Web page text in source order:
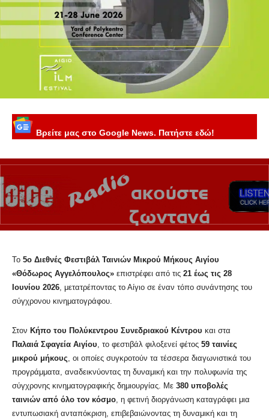
Βρείτε μας στο Google News. Πατήστε εδώ!
Το 5ο Διεθνές Φεστιβάλ Ταινιών Μικρού Μήκους Αιγίου
«Θόδωρος Αγγελόπουλος» επιστρέφει από τις 21 έως τις 28
Ιουνίου 2026, μετατρέποντας το Αίγιο σε έναν τόπο συνάντησης του
σύγχρονου κινηματογράφου.
Στον Κήπο του Πολύκεντρου Συνεδριακού Κέντρου και στα
Παλαιά Σφαγεία Αιγίου, το φεστιβάλ φιλοξενεί φέτος 59 ταινίες
μικρού μήκους, οι οποίες συγκροτούν τα τέσσερα διαγωνιστικά του
προγράμματα, αναδεικνύοντας τη δυναμική και την πολυφωνία της
σύγχρονης κινηματογραφικής δημιουργίας. Με 380 υποβολές
ταινιών από όλο τον κόσμο, η φετινή διοργάνωση καταγράφει μια
εντυπωσιακή ανταπόκριση, επιβεβαιώνοντας τη δυναμική και τη